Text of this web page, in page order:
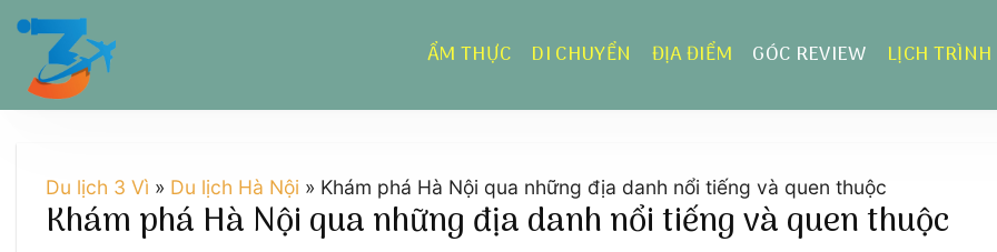
Chuyển
dung
ẨM THỰC DI CHUYỂN ĐỊA ĐIỂM GÓC REVIEW LỊCH TRÌNH
Du lịch 3 Vì » Du lịch Hà Nội » Khám phá Hà Nội qua những địa danh nổi tiếng và quen thuộc
Khám phá Hà Nội qua những địa danh nổi tiếng và quen thuộc